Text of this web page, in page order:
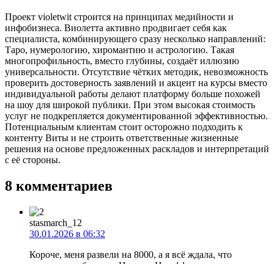
Проект violetwit строится на принципах медийности и
инфобизнеса. Виолетта активно продвигает себя как
специалиста, комбинирующего сразу несколько направлений:
Таро, нумерологию, хиромантию и астрологию. Такая
многопрофильность, вместо глубины, создаёт иллюзию
универсальности. Отсутствие чётких методик, невозможность
проверить достоверность заявлений и акцент на курсы вместо
индивидуальной работы делают платформу больше похожей
на шоу для широкой публики. При этом высокая стоимость
услуг не подкрепляется документированной эффективностью.
Потенциальным клиентам стоит осторожно подходить к
контенту Виты и не строить ответственные жизненные
решения на основе предложенных раскладов и интерпретаций
с её стороны.
8 комментариев
stasmarch_12
30.01.2026 в 06:32
Короче, меня развели на 8000, а я всё ждала, что